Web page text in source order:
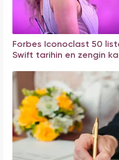
Forbes Iconoclast 50
Swift tarihin en zengin